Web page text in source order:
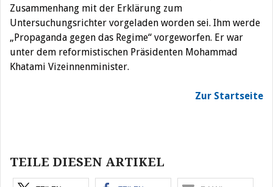
Zusammenhang mit der Erklärung zum
Untersuchungsrichter vorgeladen worden sei. Ihm werde
„Propaganda gegen das Regime“ vorgeworfen. Er war
unter dem reformistischen Präsidenten Mohammad
Khatami Vizeinnenminister.
Zur Startseite
TEILE DIESEN ARTIKEL